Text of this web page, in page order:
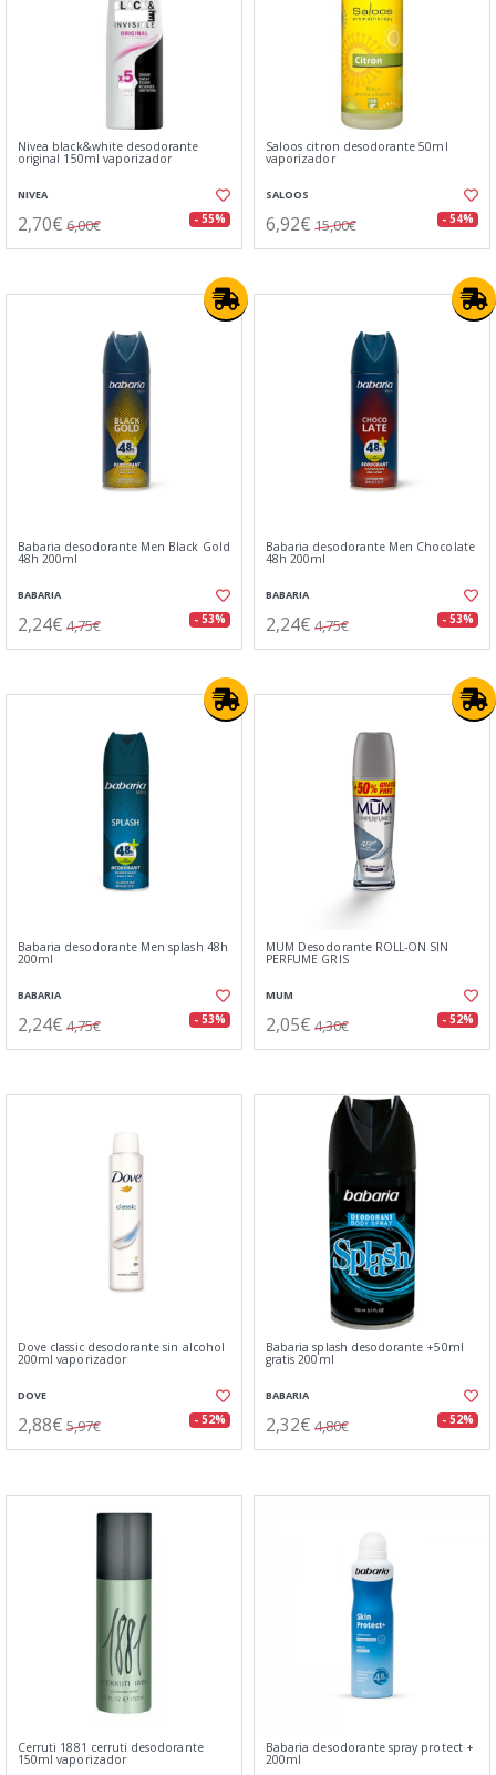
Nivea black&white desodorante
original 150ml vaporizador
NIVEA
2,70€ 6,00€ - 55%
Saloos citron desodorante 50ml
vaporizador
SALOOS
6,92€ 15,00€ - 54%
Babaria desodorante Men Black Gold
48h 200ml
BABARIA
2,24€ 4,75€ - 53%
Babaria desodorante Men Chocolate
48h 200ml
BABARIA
2,24€ 4,75€ - 53%
Babaria desodorante Men splash 48h
200ml
BABARIA
2,24€ 4,75€ - 53%
MUM Desodorante ROLL-ON SIN
PERFUME GRIS
MUM
2,05€ 4,30€ - 52%
Dove classic desodorante sin alcohol
200ml vaporizador
DOVE
2,88€ 5,97€ - 52%
Babaria splash desodorante +50ml
gratis 200ml
BABARIA
2,32€ 4,80€ - 52%
Cerruti 1881 cerruti desodorante
150ml vaporizador
Babaria desodorante spray protect +
200ml